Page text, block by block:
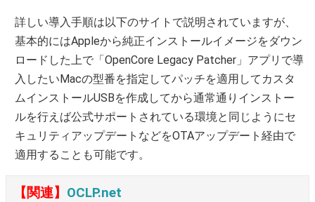
詳しい導入手順は以下のサイトで説明されていますが、
基本的にはAppleから純正インストールイメージをダウン
ロードした上で「OpenCore Legacy Patcher」アプリで導
入したいMacの型番を指定してパッチを適用してカスタ
ムインストールUSBを作成してから通常通りインストー
ルを行えば公式サポートされている環境と同じようにセ
キュリティアップデートなどをOTAアップデート経由で
適用することも可能です。
【関連】 OCLP.net